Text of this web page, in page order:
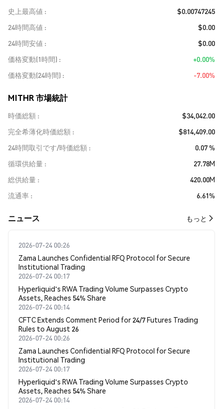
史上最高値
$0.00747245
24時間高値
$0.00
24時間安値
$0.00
価格変動(1時間)
+0.00%
価格変動(24時間)
-7.00%
MITHR 市場統計
時価総額
$34,042.00
完全希薄化時価総額
$814,409.00
24時間取引です/時価総額
0.07 %
循環供給量
27.78M
総供給量
420.00M
流通率
6.61%
​​ニュース​​ もっと
2026-07-24 00:26
Zama Launches Confidential RFQ Protocol for Secure
Institutional Trading
2026-07-24 00:17
Hyperliquid's RWA Trading Volume Surpasses Crypto
Assets, Reaches 54% Share
2026-07-24 00:14
CFTC Extends Comment Period for 24/7 Futures Trading
Rules to August 26
2026-07-24 00:26
Zama Launches Confidential RFQ Protocol for Secure
Institutional Trading
2026-07-24 00:17
Hyperliquid's RWA Trading Volume Surpasses Crypto
Assets, Reaches 54% Share
2026-07-24 00:14